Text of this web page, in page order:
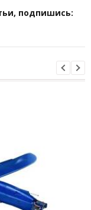
подпишись: